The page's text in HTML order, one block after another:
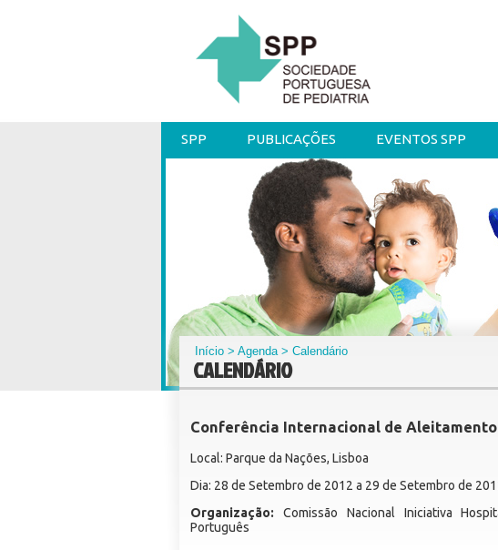
SPP PUBLICAÇÕES EVENTOS SPP
Início >Agenda> Calendário
CALENDÁRIO
Conferência Internacional de
Local: Parque da Nações, Lisboa
Dia: 28 de Setembro de 2012 a 29 de Setembro de
Organização: Comissão Nacional Iniciativa
Português